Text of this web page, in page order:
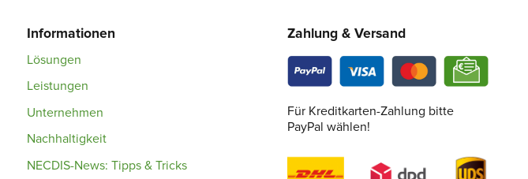
Informationen
Lösungen
Leistungen
Unternehmen
Nachhaltigkeit
NECDIS-News: Tipps & Tricks
Zahlung & Versand
Für Kreditkarten-Zahlung bitte
PayPal wählen!